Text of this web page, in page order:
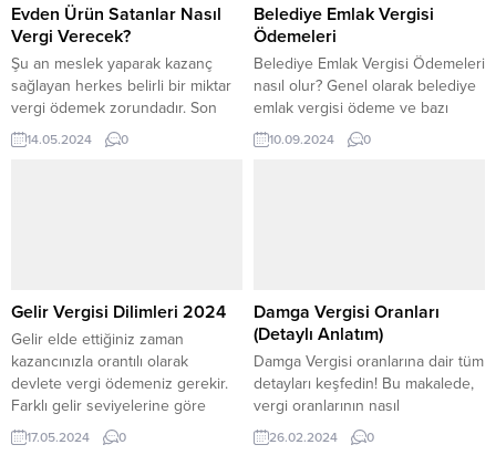
Evden Ürün Satanlar Nasıl
Vergi Verecek?
Şu an meslek yaparak kazanç
sağlayan herkes belirli bir miktar
vergi ödemek zorundadır. Son
dönemlerin en popüler
mesleklerinden biri haline gelen
vergiden...
14.05.2024 0
Belediye Emlak Vergisi
Ödemeleri
Belediye Emlak Vergisi Ödemeleri
nasıl olur? Genel olarak belediye
emlak vergisi ödeme ve bazı
belediyelerin emlak vergisi nasıl
ödenir detaylı bir biçimde
belediyesi emlak vergisi nasıl
ödenir? Emlak...
10.09.2024 0
Gelir Vergisi Dilimleri 2024
Gelir elde ettiğiniz zaman
kazancınızla orantılı olarak
devlete vergi ödemeniz gerekir.
Farklı gelir seviyelerine göre
belirlenen oranlar üzerinden
vergi dilimine girersiniz. 2024
17.05.2024 0
Damga Vergisi Oranları
(Detaylı Anlatım)
Damga Vergisi oranlarına dair tüm
detayları keşfedin! Bu makalede,
vergi oranlarının nasıl
belirlendiğini ve hangi işlemlerde
uygulandığını öğreneceksiniz.
26.02.2024 0